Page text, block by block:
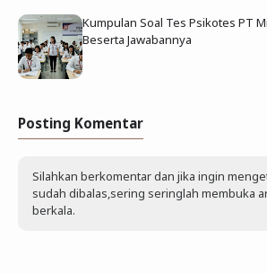
Kumpulan Soal Tes Psikotes PT
Beserta Jawabannya
Posting Komentar
Silahkan berkomentar dan jika ingin
sudah dibalas,sering seringlah membuka
berkala.